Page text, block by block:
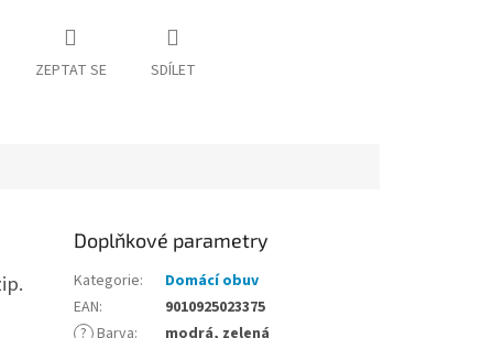
ZEPTAT SE SDÍLET
Doplňkové parametry
Kategorie:
Domácí obuv
EAN:
9010925023375